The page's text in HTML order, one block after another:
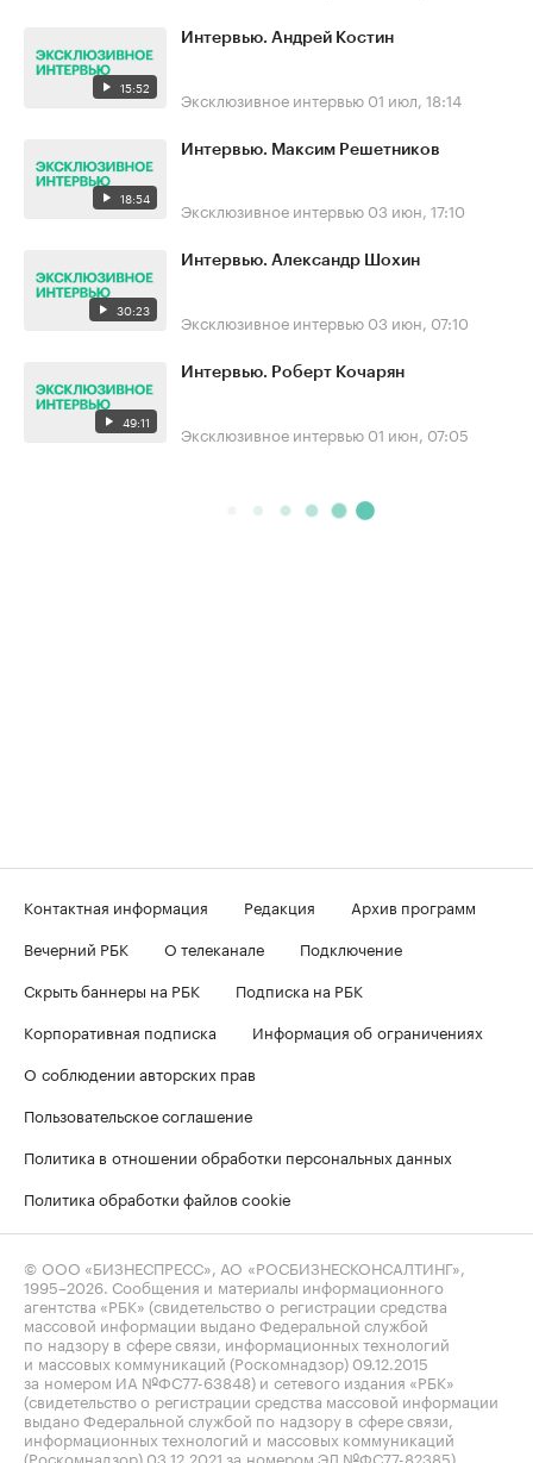
15:52
Интервью. Андрей Костин
Эксклюзивное интервью 01 июл, 18:14
18:54
Интервью. Максим Решетников
Эксклюзивное интервью 03 июн, 17:10
30:23
Интервью. Александр Шохин
Эксклюзивное интервью 03 июн, 07:10
49:11
Интервью. Роберт Кочарян
Эксклюзивное интервью 01 июн, 07:05
Контактная информация Редакция
Архив программ
Вечерний РБК
О телеканале
Подключение
Скрыть баннеры на РБК
Подписка на РБК
Корпоративная подписка
Информация об ограничениях
О соблюдении авторских прав
Пользовательское соглашение
Политика в отношении обработки персональных данных
Политика обработки файлов cookie
© ООО «БИЗНЕСПРЕСС», АО «РОСБИЗНЕСКОНСАЛТИНГ»,
1995–2026 . Сообщения и материалы информационного
агентства «РБК» (свидетельство о регистрации средства
массовой информации выдано Федеральной службой
по надзору в сфере связи, информационных технологий
и массовых коммуникаций (Роскомнадзор) 09.12.2015
за номером ИА №ФС77-63848) и сетевого издания «РБК»
(свидетельство о регистрации средства массовой информации
выдано Федеральной службой по надзору в сфере связи,
информационных технологий и массовых коммуникаций
(Роскомнадзор) 03.12.2021 за номером ЭЛ №ФС77-82385)